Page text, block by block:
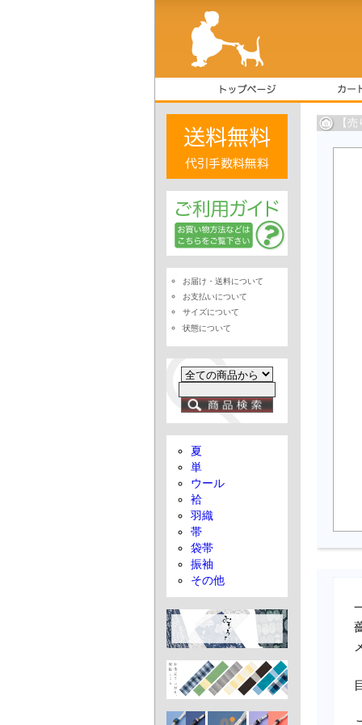
【
お届け・送料について
お支払いについて
サイズについて
状態について
夏
単
ウール
袷
羽織
帯
袋帯
振袖
その他